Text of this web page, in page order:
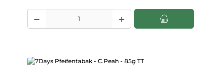
Produkt Anzahl: Gib den gewünschten Wert ein oder benutze die